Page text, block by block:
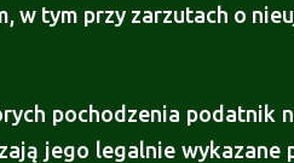
w tym przy zarzutach o
pochodzenia podatnik
jego legalnie wykazane